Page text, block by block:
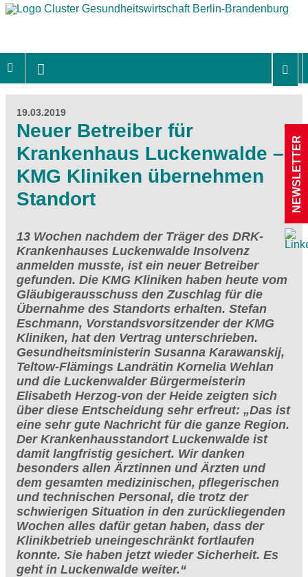
19.03.2019
Neuer Betreiber für
Krankenhaus Luckenwalde –
KMG Kliniken übernehmen
Standort
13 Wochen nachdem der Träger des DRK-
Krankenhauses Luckenwalde Insolvenz
anmelden musste, ist ein neuer Betreiber
gefunden. Die KMG Kliniken haben heute vom
Gläubigerausschuss den Zuschlag für die
Übernahme des Standorts erhalten. Stefan
Eschmann, Vorstandsvorsitzender der KMG
Kliniken, hat den Vertrag unterschrieben.
Gesundheitsministerin Susanna Karawanskij,
Teltow-Flämings Landrätin Kornelia Wehlan
und die Luckenwalder Bürgermeisterin
Elisabeth Herzog-von der Heide zeigten sich
über diese Entscheidung sehr erfreut: „Das ist
eine sehr gute Nachricht für die ganze Region.
Der Krankenhausstandort Luckenwalde ist
damit langfristig gesichert. Wir danken
besonders allen Ärztinnen und Ärzten und
dem gesamten medizinischen, pflegerischen
und technischen Personal, die trotz der
schwierigen Situation in den zurückliegenden
Wochen alles dafür getan haben, dass der
Klinikbetrieb uneingeschränkt fortlaufen
konnte. Sie haben jetzt wieder Sicherheit. Es
geht in Luckenwalde weiter.“
NEWSLETTER